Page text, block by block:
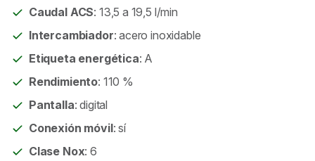
Caudal ACS: 13,5 a 19,5 l/min
Intercambiador: acero inoxidable
Etiqueta energética: A
Rendimiento: 110 %
Pantalla: digital
Conexión móvil: sí
Clase Nox: 6